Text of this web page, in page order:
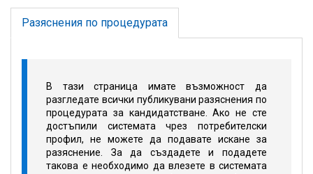
Разяснения по процедурата
В тази страница имате възможност да
разгледате всички публикувани разяснения по
процедурата за кандидатстване. Ако не сте
достъпили системата чрез потребителски
профил, не можете да подавате искане за
разяснение. За да създадете и подадете
такова е необходимо да влезете в системата